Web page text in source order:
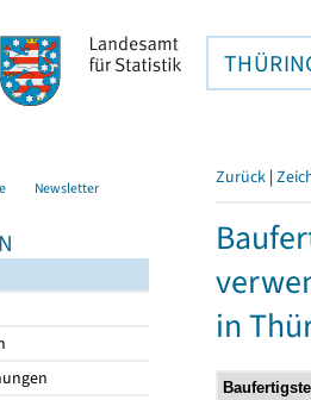
Newsletter Zurück |
in